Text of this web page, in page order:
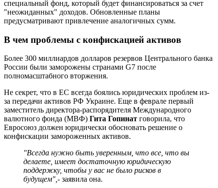
специальный фонд, который будет финансироваться за счет
"неожиданных" доходов. Обновленные планы
предусматривают привлечение аналогичных сумм.
В чем проблемы с конфискацией активов
Более 300 миллиардов долларов резервов Центрального банка
России были заморожены странами G7 после
полномасштабного вторжения.
Не секрет, что в ЕС всегда боялись юридических проблем из-
за передачи активов РФ Украине. Еще в феврале первый
заместитель директора-распорядителя Международного
валютного фонда (МВФ) Гита Гопинат говорила, что
Евросоюз должен юридически обосновать решение о
конфискации замороженных активов.
"Всегда нужно быть уверенным, что все, что вы
делаете, имеет достаточную юридическую
поддержку, чтобы у вас не было рисков в
будущем", - заявила она.